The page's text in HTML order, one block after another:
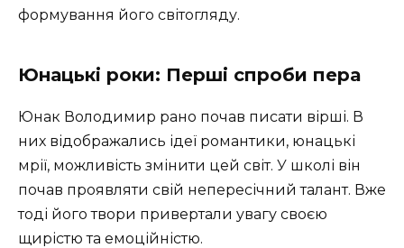
формування його світогляду.
Юнацькі роки: Перші спроби пера
Юнак Володимир рано почав писати вірші. В
них відображались ідеї романтики, юнацькі
мрії, можливість змінити цей світ. У школі він
почав проявляти свій непересічний талант. Вже
тоді його твори привертали увагу своєю
щирістю та емоційністю.